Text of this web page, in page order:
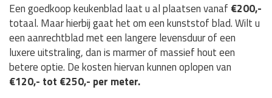
Een goedkoop keukenblad laat u al plaatsen vanaf €200,-
totaal. Maar hierbij gaat het om een kunststof blad. Wilt u
een aanrechtblad met een langere levensduur of een
luxere uitstraling, dan is marmer of massief hout een
betere optie. De kosten hiervan kunnen oplopen van
€120,- tot €250,- per meter.